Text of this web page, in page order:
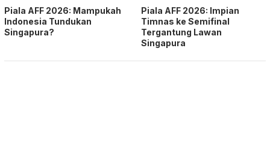
Piala AFF 2026: Mampukah
Indonesia Tundukan
Singapura?
Piala AFF 2026: Impian
Timnas ke Semifinal
Tergantung Lawan
Singapura